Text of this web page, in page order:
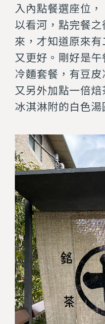
入內點餐選座位
以看河，點完餐
來，才知道原來
又更好。剛好是
冷麵套餐，有豆皮
又另外加點一倍
冰淇淋附的白色湯